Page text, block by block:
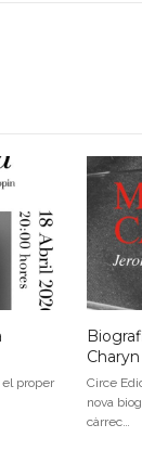
el proper
Charyn
Circe
nova
càrrec…